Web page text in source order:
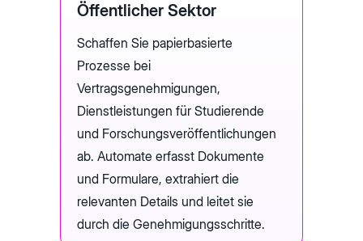
Öffentlicher Sektor
Schaffen Sie papierbasierte
Prozesse bei
Vertragsgenehmigungen,
Dienstleistungen für Studierende
und Forschungsveröffentlichungen
ab. Automate erfasst Dokumente
und Formulare, extrahiert die
relevanten Details und leitet sie
durch die Genehmigungsschritte.